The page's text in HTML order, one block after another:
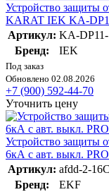
Устройство защиты
KARAT IEK KA-
Артикул: KA-
Бренд:
IEK
Под заказ
Обновлено 02.08.2026
+7 (900) 592-44-70
Уточнить цену
Устройство защиты
6кА с авт. выкл.
Артикул: afdd-2-
Бренд:
EKF